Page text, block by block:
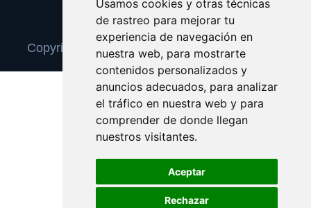
Usamos cookies y otras técnicas
de rastreo para mejorar tu
experiencia de navegación en
nuestra web, para mostrarte
contenidos personalizados y
anuncios adecuados, para analizar
el tráfico en nuestra web y para
comprender de donde llegan
nuestros visitantes.
Aceptar
Rechazar
Update cookies preferences
Copyright © 2025 reparacionordenadores.com